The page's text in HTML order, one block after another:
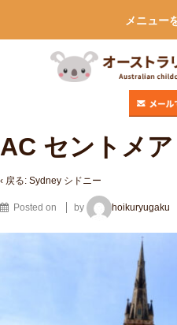
メニュー
AC セントメ
‹ 戻る: Sydney シドニー
Posted on by hoikuryugaku